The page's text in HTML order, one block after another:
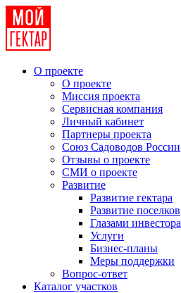
О проекте
О проекте
Миссия проекта
Сервисная компания
Личный кабинет
Партнеры проекта
Союз Садоводов России
Отзывы о проекте
СМИ о проекте
Развитие
Развитие гектара
Развитие поселков
Глазами инвестора
Услуги
Бизнес-планы
Меры поддержки
Вопрос-ответ
Каталог участков